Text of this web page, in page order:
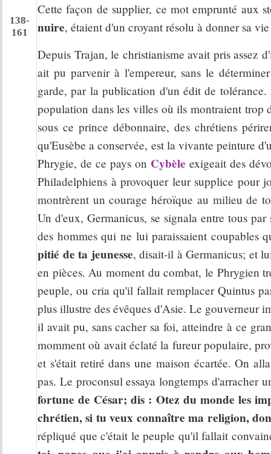
138-
161
Cette façon de supplier, ce mot emprunté aux
nuire, étaient d'un croyant résolu à donner sa
Depuis Trajan, le christianisme avait pris assez
ait pu parvenir à l'empereur, sans le
garde, par la publication d'un édit de
population dans les villes où ils montraient trop
sous ce prince débonnaire, des chrétiens
qu'Eusèbe a conservée, est la vivante peinture
Phrygie, de ce pays on Cybèle exigeait des
Philadelphiens à provoquer leur supplice pour
montrèrent un courage héroïque au milieu de
Un d'eux, Germanicus, se signala entre tous
des hommes qui ne lui paraissaient
pitié de ta jeunesse, disait-il à Germanicus; et
en pièces. Au moment du combat, le Phrygien
peuple, ou cria qu'il fallait remplacer Quintus
plus illustre des évêques d'Asie. Le gouverneur
il avait pu, sans cacher sa foi, atteindre à ce
momment où avait éclaté la fureur populaire,
et s'était retiré dans une maison écartée. On
pas. Le proconsul essaya longtemps
fortune de César; dis : Otez du monde les
chrétien, si tu veux connaître ma religion,
répliqué que c'était le peuple qu'il fallait